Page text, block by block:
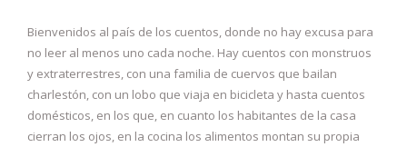
Bienvenidos al país de los cuentos, donde no hay excusa para
no leer al menos uno cada noche. Hay cuentos con monstruos
y extraterrestres, con una familia de cuervos que bailan
charlestón, con un lobo que viaja en bicicleta y hasta cuentos
domésticos, en los que, en cuanto los habitantes de la casa
cierran los ojos, en la cocina los alimentos montan su propia